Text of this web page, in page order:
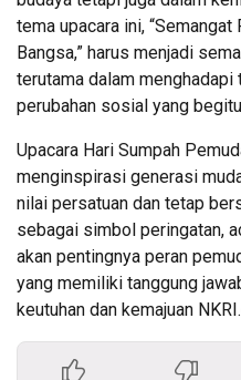
tema upacara ini,
Bangsa,” harus menjadi
terutama dalam
perubahan sosial yang
Upacara Hari Sumpah
menginspirasi generasi
nilai persatuan dan tetap
sebagai simbol peringatan,
akan pentingnya peran
yang memiliki tanggung
keutuhan dan kemajuan